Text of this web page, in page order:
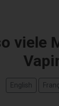
viele
English